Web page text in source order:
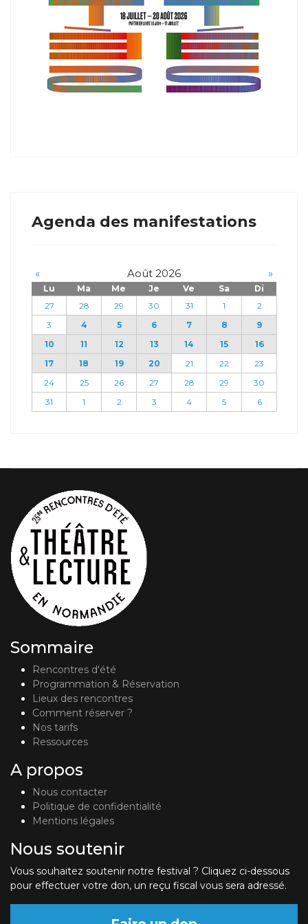
Agenda des manifestations
« Août 2026 »
Lu Ma Me Je Ve Sa
Di
27
28 29 30 31 1
2
3
4 5 6 7 8
9
10
11 12 13 14 15
16
17
18 19 20 21 22
23
24
25 26 27 28 29
30
31
1 2 3 4 5 6
Sommaire
Rencontres d'été
Programmation & Réservation
Lieux des rencontres
Comment réserver ?
Nos tarifs
Ressources
A propos
Nous contacter
Politique de confidentialité
Mentions légales
Nous soutenir
Vous souhaitez soutenir notre festival ? Cliquez ci-dessous
pour effectuer votre don, un reçu fiscal vous sera adressé.